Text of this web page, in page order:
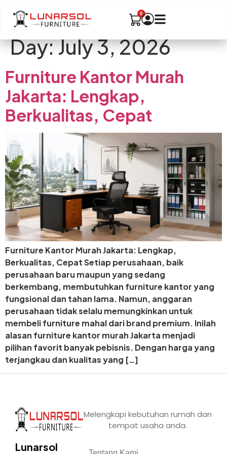
Day:July 3, 2026
Furniture Kantor Murah
Jakarta: Lengkap,
Berkualitas, Cepat
Furniture Kantor Murah Jakarta: Lengkap,
Berkualitas, Cepat Setiap perusahaan, baik
perusahaan baru maupun yang sedang
berkembang, membutuhkan furniture kantor yang
fungsional dan tahan lama. Namun, anggaran
perusahaan tidak selalu memungkinkan untuk
membeli furniture mahal dari brand premium. Inilah
alasan furniture kantor murah Jakarta menjadi
pilihan favorit banyak pebisnis. Dengan harga yang
terjangkau dan kualitas yang […]
Melengkapi kebutuhan rumah dan
tempat usaha anda.
Lunarsol